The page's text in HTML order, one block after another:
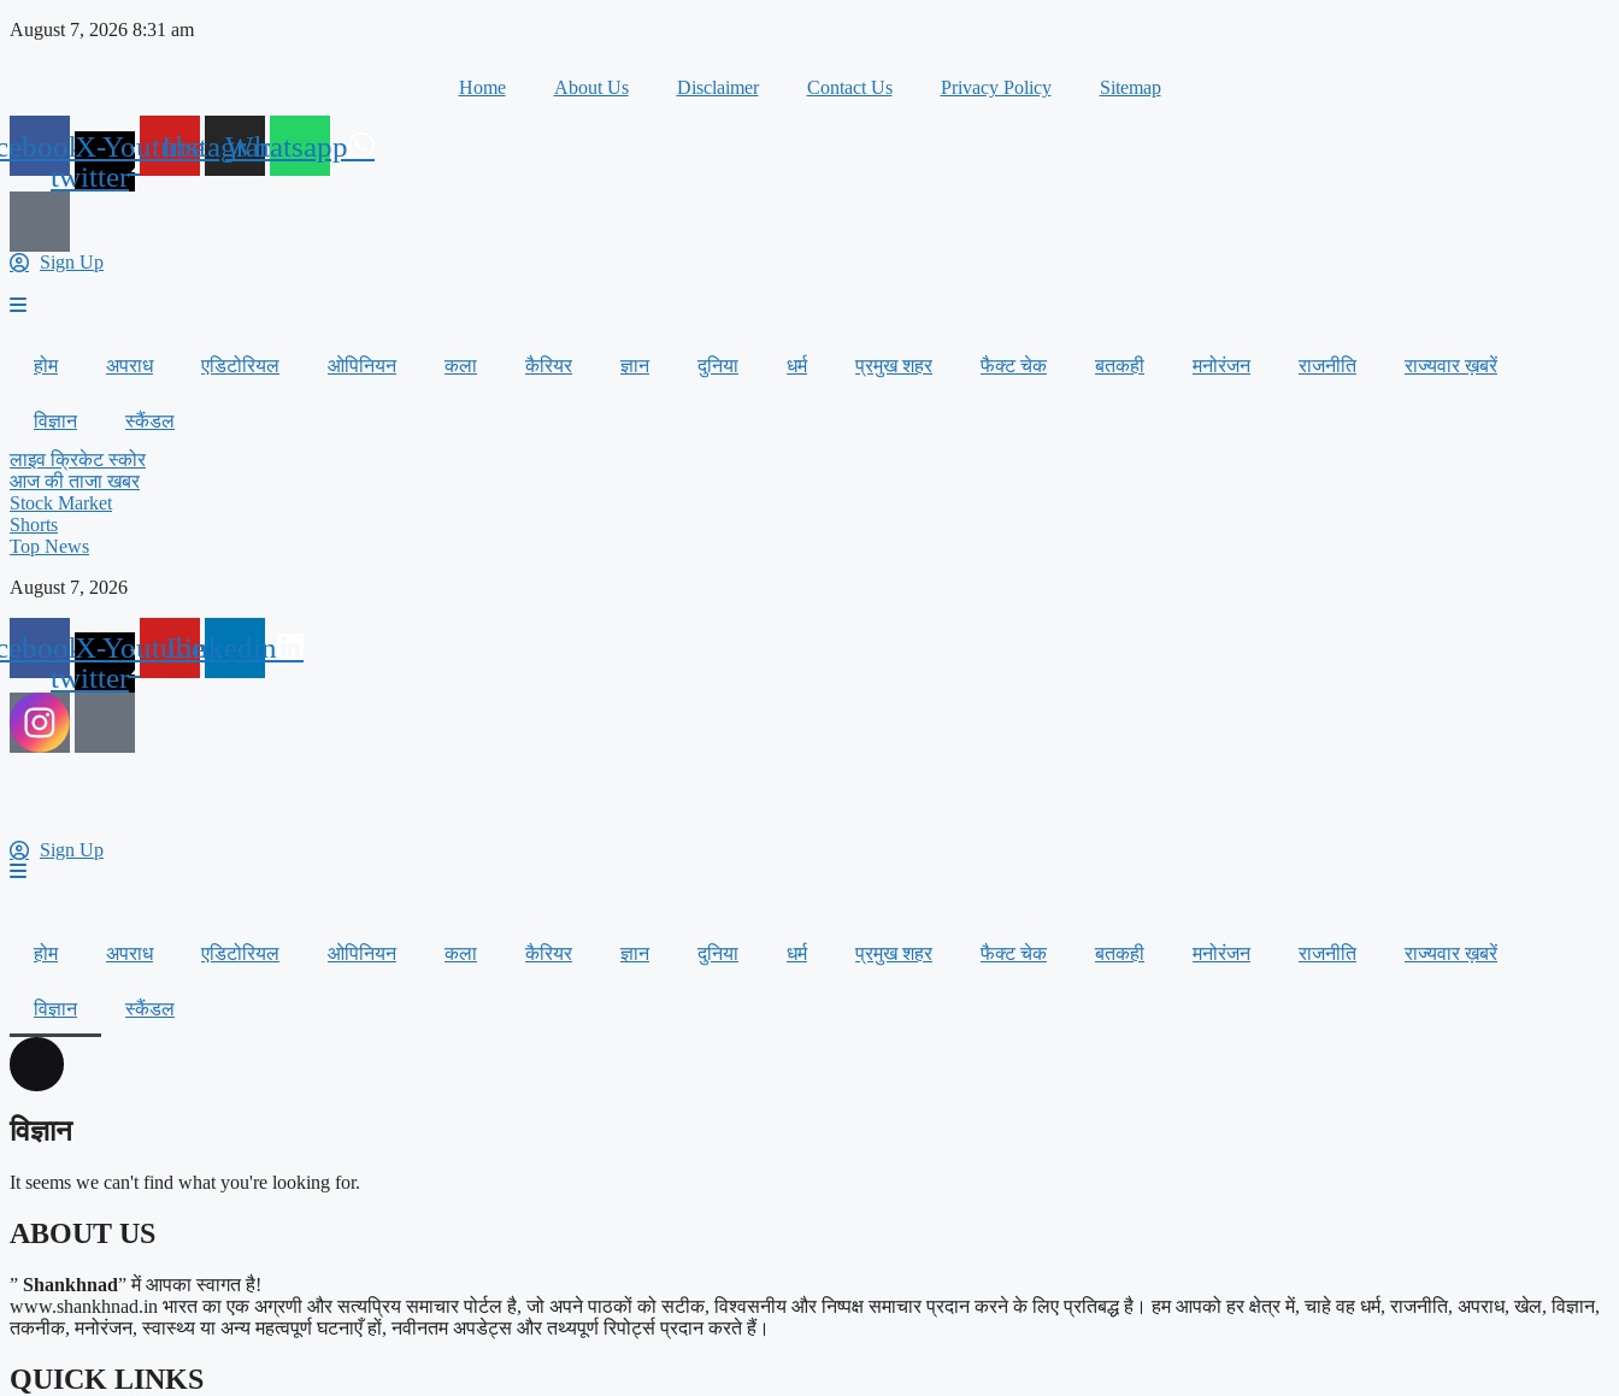
Skip
August 7, 2026 8:31 am
Home About Us Disclaimer Contact Us Privacy Policy Sitemap
X-
twitter
YoutubeInstagramWhatsapp
Sign Up
होम अपराध एडिटोरियल ओपिनियन कला कैरियर ज्ञान दुनिया धर्म प्रमुख शहर फैक्ट चेक बतकही मनोरंजन राजनीति राज्यवार ख़बरें
विज्ञान
स्कैंडल
लाइव क्रिकेट स्कोर
आज की ताजा खबर
Stock Market
Shorts
Top News
August 7, 2026
X-
twitter
YoutubeLinkedin
Sign Up
होम अपराध एडिटोरियल ओपिनियन कला कैरियर ज्ञान दुनिया धर्म प्रमुख शहर फैक्ट चेक बतकही मनोरंजन राजनीति राज्यवार ख़बरें
विज्ञान स्कैंडल
विज्ञान
It seems we can't find what you're looking for.
ABOUT US
” Shankhnad” में आपका स्वागत है!
www.shankhnad.in भारत का एक अग्रणी और सत्यप्रिय समाचार पोर्टल है, जो अपने पाठकों को सटीक, विश्वसनीय और निष्पक्ष समाचार प्रदान करने के लिए प्रतिबद्ध है। हम आपको हर क्षेत्र में, चाहे वह धर्म, राजनीति, अपराध, खेल, विज्ञान,
तकनीक, मनोरंजन, स्वास्थ्य या अन्य महत्वपूर्ण घटनाएँ हों, नवीनतम अपडेट्स और तथ्यपूर्ण रिपोर्ट्स प्रदान करते हैं।
QUICK LINKS